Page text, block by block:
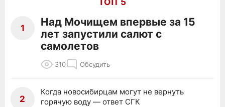
1
Над Мочищем впервые за 15
лет запустили салют с
самолетов
310 Обсудить
2
Когда новосибирцам могут не вернуть
горячую воду — ответ СГК